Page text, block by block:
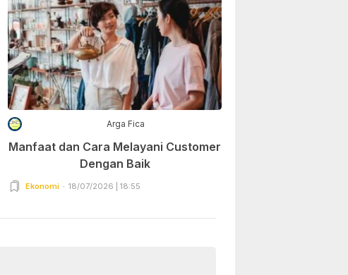
Arga Fica
Manfaat dan Cara Melayani Customer
Dengan Baik
Ekonomi 18/07/2026 | 18:55